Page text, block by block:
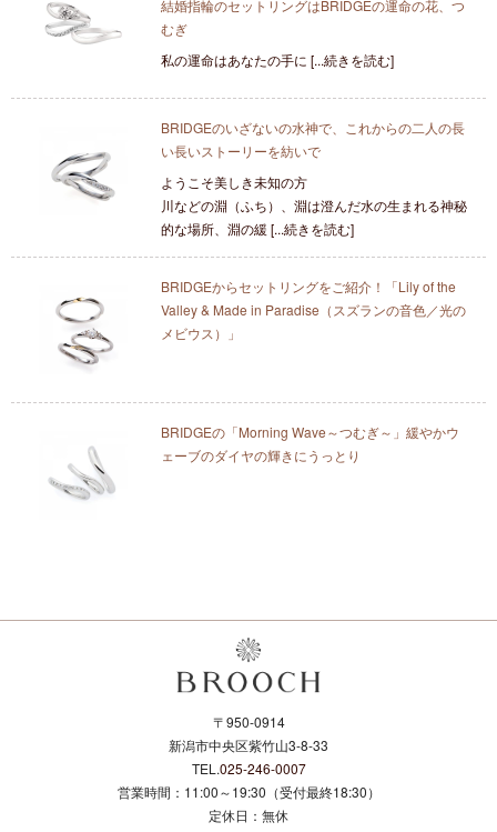
結婚指輪のセットリングはBRIDGEの運命の花、つ
むぎ
私の運命はあなたの手に [...続きを読む]
BRIDGEのいざないの水神で、これからの二人の長
い長いストーリーを紡いで
ようこそ美しき未知の方
川などの淵（ふち）、淵は澄んだ水の生まれる神秘
的な場所、淵の緩 [...続きを読む]
BRIDGEからセットリングをご紹介！「Lily of the
Valley & Made in Paradise（スズランの音色／光の
メビウス）」
BRIDGEの「Morning Wave～つむぎ～」緩やかウ
ェーブのダイヤの輝きにうっとり
〒950-0914
新潟市中央区紫竹山3-8-33
TEL.025-246-0007
営業時間：11:00～19:30（受付最終18:30）
定休日：無休